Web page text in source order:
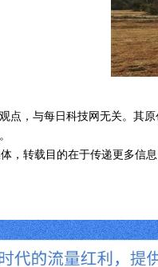
点，与每日科技网无关。其
，转载目的在于传递更多信